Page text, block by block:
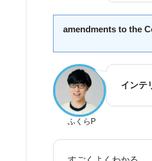
amendments to the
ふくらP
インテ